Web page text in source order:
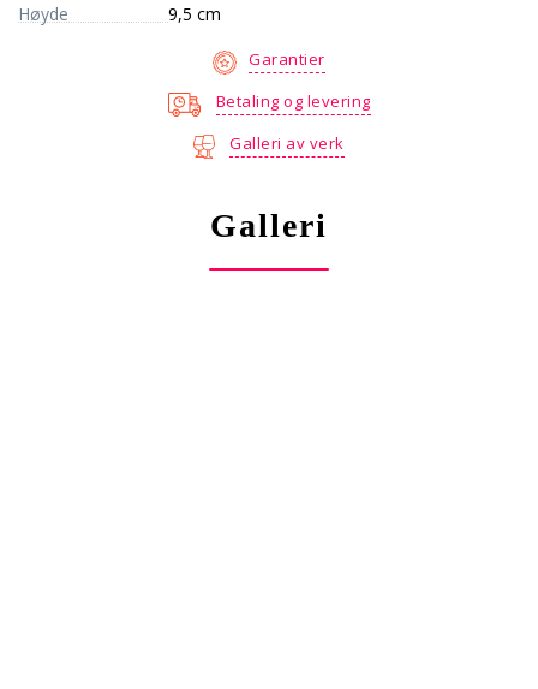
Høyde
9,5 cm
Garantier
Betaling og levering
Galleri av verk
Galleri